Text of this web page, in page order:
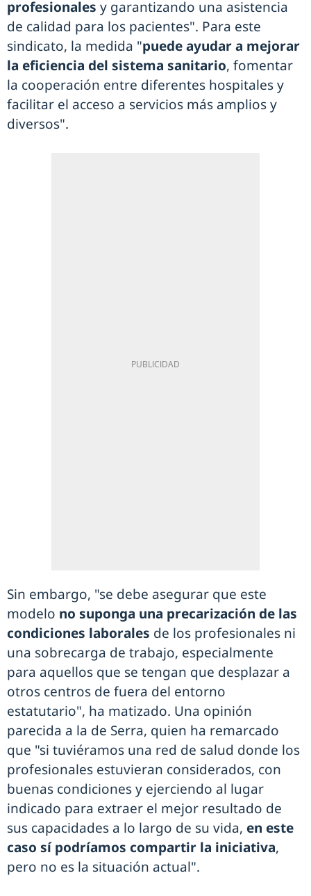
profesionales y garantizando una asistencia
de calidad para los pacientes". Para este
sindicato, la medida "puede ayudar a mejorar
la eficiencia del sistema sanitario, fomentar
la cooperación entre diferentes hospitales y
facilitar el acceso a servicios más amplios y
diversos".
Sin embargo, "se debe asegurar que este
modelo no suponga una precarización de las
condiciones laborales de los profesionales ni
una sobrecarga de trabajo, especialmente
para aquellos que se tengan que desplazar a
otros centros de fuera del entorno
estatutario", ha matizado. Una opinión
parecida a la de Serra, quien ha remarcado
que "si tuviéramos una red de salud donde los
profesionales estuvieran considerados, con
buenas condiciones y ejerciendo al lugar
indicado para extraer el mejor resultado de
sus capacidades a lo largo de su vida, en este
caso sí podríamos compartir la iniciativa,
pero no es la situación actual".